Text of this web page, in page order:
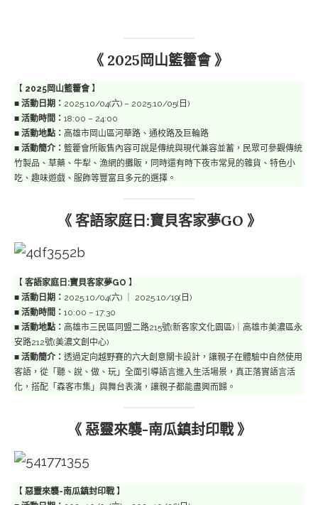
《 2025岡山籃籗會 》
【 2025岡山籃籗會】
■ 活動日期： 2025.10/04(六) – 2025.10/05(日)
■ 活動時間： 18:00 – 24:00
■ 活動地點： 高雄市岡山區河華路、通校路及巨輪路
■ 活動簡介： 籃籗會所販售內容可說是傳統與現代兼容並蓄，民眾可參觀傳統
竹製品、草藥、牛犁、漁網的攤販，同時還有時下夜市常見的雜貨、特色小
吃、趣味遊戲、服飾等豐富且多元的選擇。
《 客語家庭日:寶貝客家夢GO 》
【 客語家庭日:寶貝客家夢GO 】
■ 活動日期： 2025.10/04(六) ｜ 2025.10/19(日)
■ 活動時間： 10:00 – 17:30
■ 活動地點： 高雄市三民區同盟二路215號(新客家文化園區)｜高雄市美濃區永
安路212號(美濃文創中心)
■ 活動簡介： 透過定向越野賽的六大創意關卡設計，讓親子在體驗中自然使用
客語，從「聽、說、做、玩」全面引導語言進入生活場景，真正落實語言活
化，搭配「森客市集」與舞台表演，讓親子都能盡興而歸。
《 惡靈來襲-南瓜鎮封印戰 》
【 惡靈來襲-南瓜鎮封印戰】